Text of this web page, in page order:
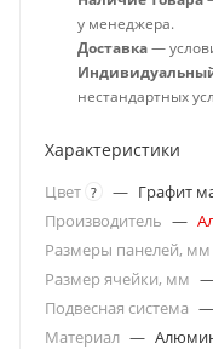
у менеджера.
Доставка—
нестандартных
Характеристики
Цвет ? — Графит
Производитель —
Размеры панелей, мм
Размер ячейки, мм
Подвесная система —
Материал —